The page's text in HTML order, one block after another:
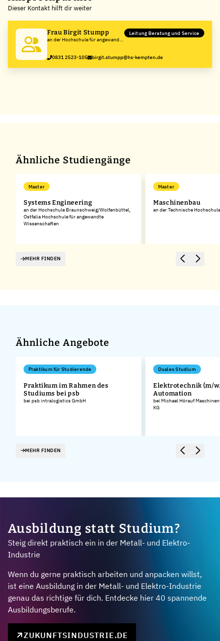
−
Dieser Kontakt hilft dir weiter
Frau Birgit Stumpp
an der Hochschule für angewandte
Leitung Beratung und Service
0831 2523-105 birgit.stumpp@hs-kempten.de
Ähnliche Studiengänge
Master
Systems Engineering
an der Hochschule Braunschweig/Wolfenbüttel,
Ostfalia Hochschule für angewandte
Wissenschaften
Master
Maschinenbau
an der Technische
MEHR FINDEN
Ähnliche Angebote
Praktikum für Studierende
Praktikum im Rahmen des
Studiums bei psb
bei psb intralogistics GmbH
Duales Studium
Elektrotechnik (m/
Automation
bei Michael Hörauf
KG
MEHR FINDEN
Ausbildung statt Studium?
Steig direkt praktisch ein in der Metall- und Elektro-
Industrie
Wenn du gerne praktisch arbeiten und anpacken willst,
ist eine Ausbildung in der Metall- und Elektro-Industrie
genau das richtige für dich. Entdecke hier 40 spannende
Ausbildungsberufe.
ZUKUNFTSINDUSTRIE.DE